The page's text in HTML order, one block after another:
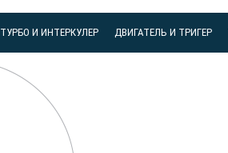
ТУРБО И ИНТЕРКУЛЕР ДВИГАТЕЛЬ И ТРИГЕР